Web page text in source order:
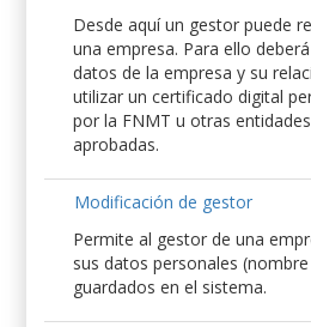
Desde aquí un gestor puede
una empresa. Para ello
datos de la empresa y su
utilizar un certificado digital
por la FNMT u otras
aprobadas.
Modificación de gestor
Permite al gestor de una
sus datos personales
guardados en el sistema.